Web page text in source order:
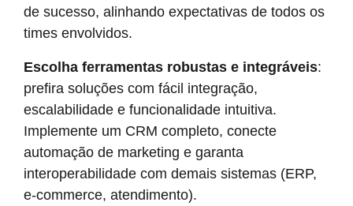
de sucesso, alinhando expectativas de todos os
times envolvidos.
Escolha ferramentas robustas e integráveis:
prefira soluções com fácil integração,
escalabilidade e funcionalidade intuitiva.
Implemente um CRM completo, conecte
automação de marketing e garanta
interoperabilidade com demais sistemas (ERP,
e-commerce, atendimento).